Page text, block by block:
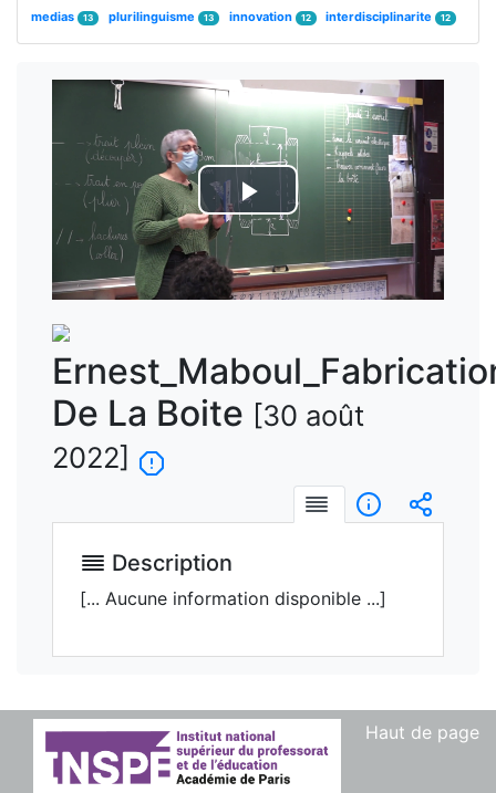
Lire
la
De La Boite [30 août
2022]
DescriptionInformations
Description
[... Aucune information disponible ...]
medias 13 plurilinguisme 13 innovation 12 interdisciplinarite 12
Haut de page